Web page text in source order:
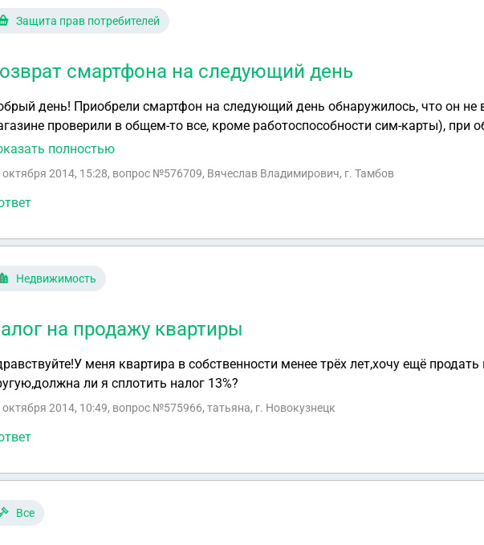
Защита прав потребителей
смартфона на следующий день
смартфон на следующий день обнаружилось, что он не видит сим-карту (в
проверили в общем-то все, кроме работоспособности сим-карты), при
товара было обнаружено, как говорят, мех. повреждение контактов сим-
он присутствует! Поэтому единственное, что на данный моменты мы
проверку качества товара, максимальные сроки проведения
сдавать его на проверку качества, имеете право написать
полностью
октября 2014, 15:28, вопрос №576709, Вячеслав Владимирович, г. Тамбов
Недвижимость
на продажу квартиры
меня квартира в собственности менее трёх лет,хочу ещё продать
ли я сплотить налог 13%?
октября 2014, 10:49, вопрос №575966, татьяна, г. Новокузнецк
Все